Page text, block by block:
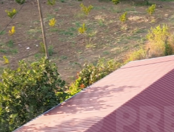
Prefabrik Kafeterya
Prefabrik Bağ Evi